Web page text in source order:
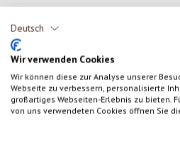
Deutsch
Wir verwenden Cookies
Wir können diese zur Analyse unserer
Webseite zu verbessern, personalisierte
großartiges Webseiten-Erlebnis zu bieten.
von uns verwendeten Cookies öffnen Sie
0 von 0 Bewertungen
Durchschnittliche Bewertung von
Gib eine Bewertung ab!
Teile deine Erfahrungen mit dem